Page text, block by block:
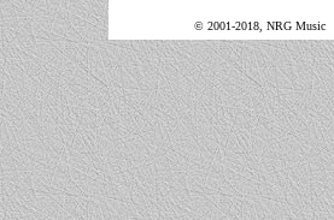
© 2001-2018, NRG Music